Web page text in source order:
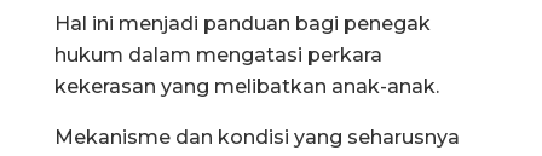
Hal ini menjadi panduan bagi penegak
hukum dalam mengatasi perkara
kekerasan yang melibatkan anak-anak.
Mekanisme dan kondisi yang seharusnya